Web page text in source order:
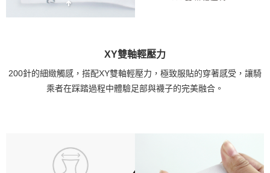
XY雙軸輕壓力
200針的細緻觸感，搭配XY雙軸輕壓力，極致服貼的穿著感受，讓騎
乘者在踩踏過程中體驗足部與襪子的完美融合。